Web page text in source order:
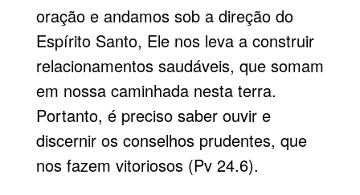
oração e andamos sob a direção do
Espírito Santo, Ele nos leva a construir
relacionamentos saudáveis, que somam
em nossa caminhada nesta terra.
Portanto, é preciso saber ouvir e
discernir os conselhos prudentes, que
nos fazem vitoriosos (Pv 24.6).